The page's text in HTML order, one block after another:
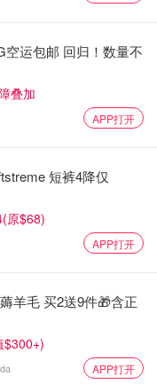
卖会时间表 - 雅诗
会Labour Day这天
交时刻表调整清单。
！
空运包邮 回归！数量不
叠加
APP打开
短裤4降仅
原$68)
APP打开
羊毛 买2送9件🎁含正
$300+)
APP打开